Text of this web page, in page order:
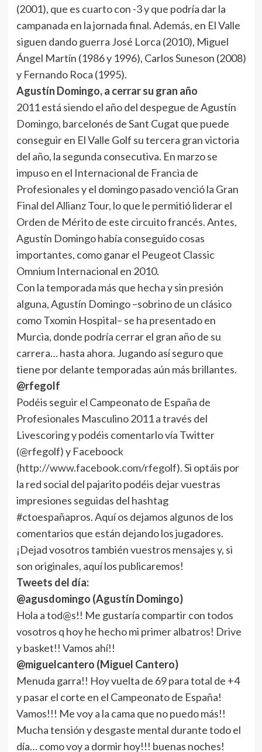
(2001), que es cuarto con -3 y que podría dar la
campanada en la jornada final. Además, en El Valle
siguen dando guerra José Lorca (2010), Miguel
Ángel Martín (1986 y 1996), Carlos Suneson (2008)
y Fernando Roca (1995).
Agustín Domingo, a cerrar su gran año
2011 está siendo el año del despegue de Agustín
Domingo, barcelonés de Sant Cugat que puede
conseguir en El Valle Golf su tercera gran victoria
del año, la segunda consecutiva. En marzo se
impuso en el Internacional de Francia de
Profesionales y el domingo pasado venció la Gran
Final del Allianz Tour, lo que le permitió liderar el
Orden de Mérito de este circuito francés. Antes,
Agustín Domingo había conseguido cosas
importantes, como ganar el Peugeot Classic
Omnium Internacional en 2010.
Con la temporada más que hecha y sin presión
alguna, Agustín Domingo –sobrino de un clásico
como Txomin Hospital– se ha presentado en
Murcia, donde podría cerrar el gran año de su
carrera… hasta ahora. Jugando así seguro que
tiene por delante temporadas aún más brillantes.
@rfegolf
Podéis seguir el Campeonato de España de
Profesionales Masculino 2011 a través del
Livescoring y podéis comentarlo vía Twitter
(@rfegolf) y Faceboock
(http://www.facebook.com/rfegolf). Si optáis por
la red social del pajarito podéis dejar vuestras
impresiones seguidas del hashtag
#ctoespañapros. Aquí os dejamos algunos de los
comentarios que están dejando los jugadores.
¡Dejad vosotros también vuestros mensajes y, si
son originales, aquí los publicaremos!
Tweets del día:
@agusdomingo (Agustín Domingo)
Hola a tod@s!! Me gustaría compartir con todos
vosotros q hoy he hecho mi primer albatros! Drive
y basket!! Vamos ahí!!
@miguelcantero (Miguel Cantero)
Menuda garra!! Hoy vuelta de 69 para total de +4
y pasar el corte en el Campeonato de España!
Vamos!!! Me voy a la cama que no puedo más!!
Mucha tensión y desgaste mental durante todo el
día… como voy a dormir hoy!!! buenas noches!